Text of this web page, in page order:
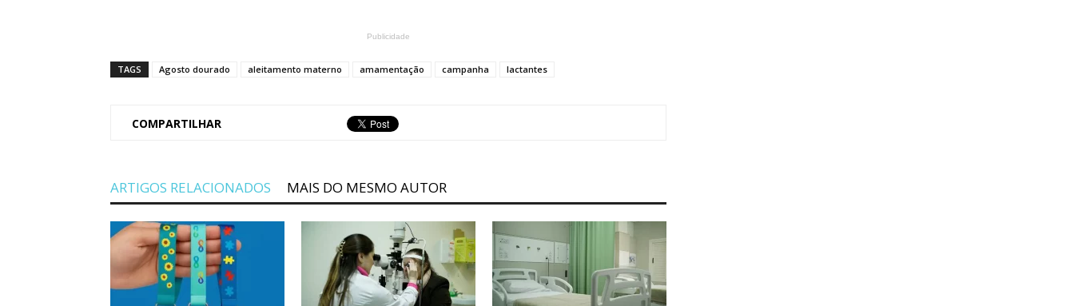
Publicidade
TAGS Agosto dourado aleitamento materno amamentação campanha lactantes
COMPARTILHAR
ARTIGOS RELACIONADOS MAIS DO MESMO AUTOR